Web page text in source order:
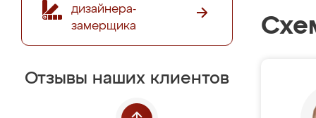
дизайнера-
замерщика
Отзывы наших клиентов